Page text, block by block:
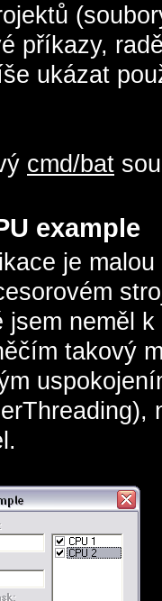
příkazy,
ukázat
cmd/bat
example
je
jsem neměl
takový